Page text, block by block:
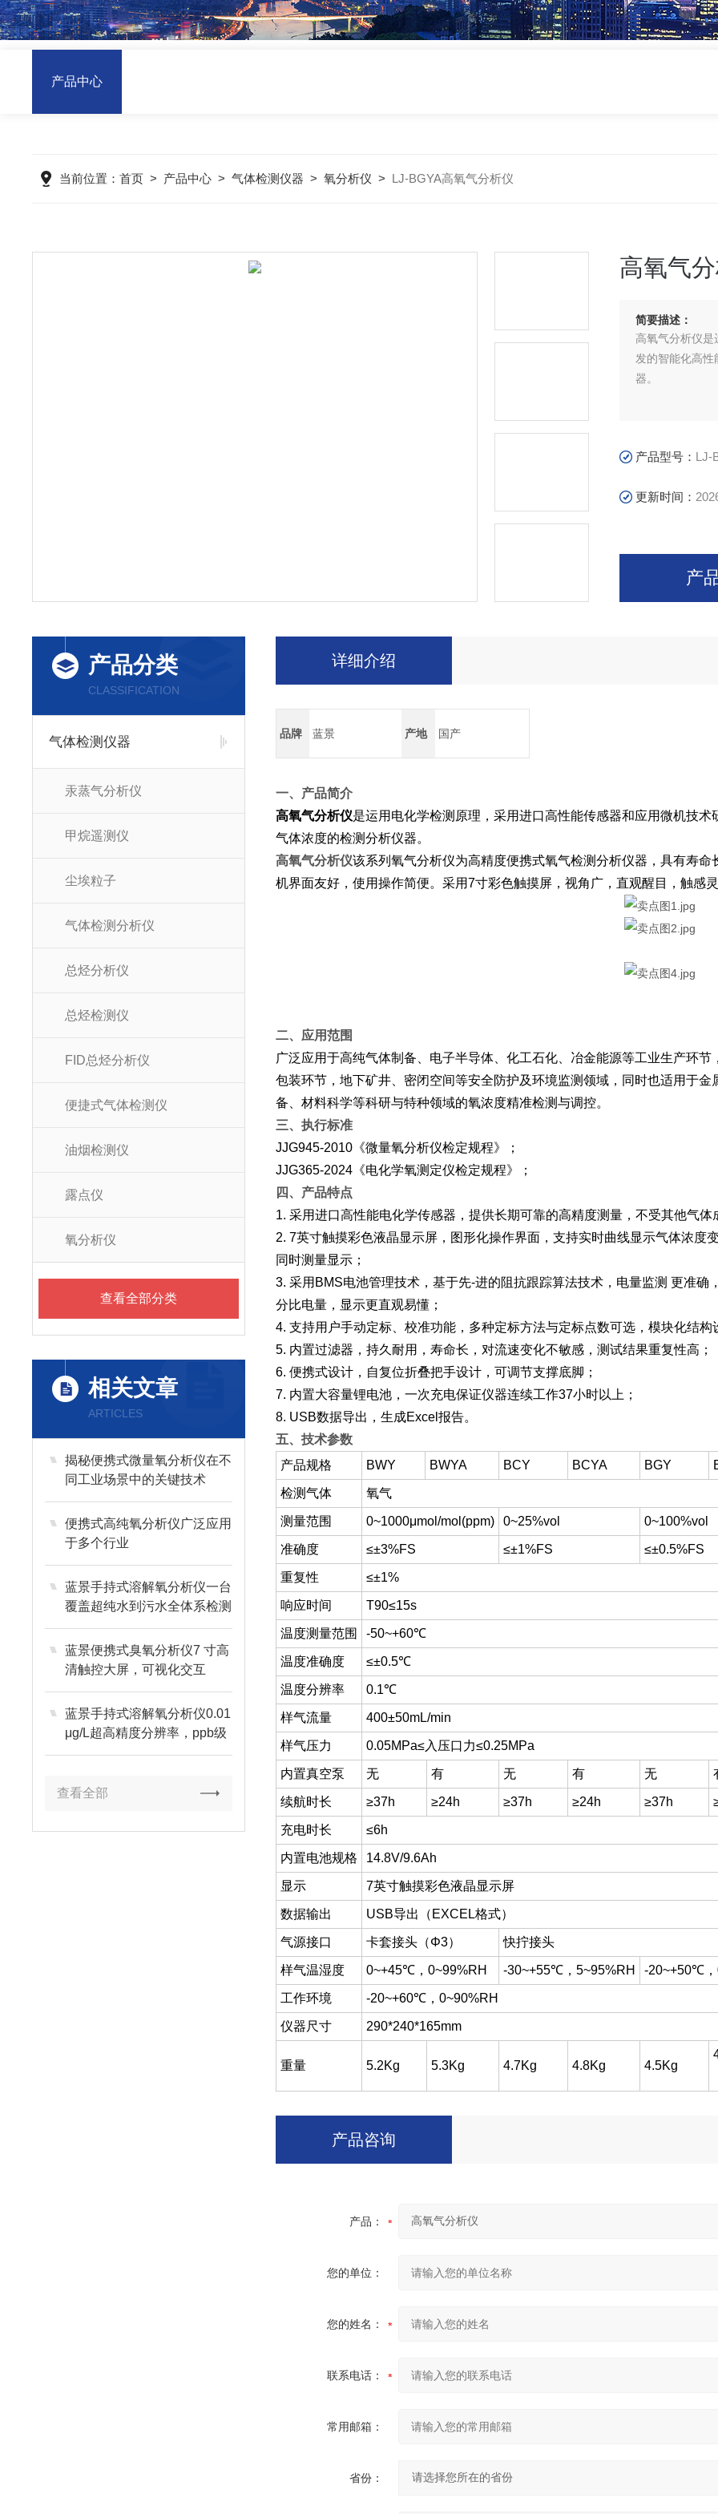
产品中心
当前位置：首页 > 产品中心 >气体检测仪器 >氧分析仪 > LJ-BGYA高氧气分析仪
高氧气
简要描述：
高氧气分析仪
发的智能化高
器。
产品型号： LJ-
更新时间：
产
产品分类
CLASSIFICATION
气体检测仪器
汞蒸气分析仪
甲烷遥测仪
尘埃粒子
气体检测分析仪
总烃分析仪
总烃检测仪
FID总烃分析仪
便捷式气体检测仪
油烟检测仪
露点仪
氧分析仪
查看全部分类
相关文章
ARTICLES
揭秘便携式微量氧分析仪在不
同工业场景中的关键技术
便携式高纯氧分析仪广泛应用
于多个行业
蓝景手持式溶解氧分析仪一台
覆盖超纯水到污水全体系检测
蓝景便携式臭氧分析仪7 寸高
清触控大屏，可视化交互
蓝景手持式溶解氧分析仪0.01
μg/L超高精度分辨率，ppb级
微量捕捉
查看全部
详细介绍
品牌 蓝景 产地 国产
一、产品简介
高氧气分析仪是运用电化学检测原理，采用进口高性能传感器和应用微机技
气体浓度的检测分析仪器。
高氧气分析仪该系列氧气分析仪为高精度便携式氧气检测分析仪器，具有寿
机界面友好，使用操作简便。采用7寸彩色触摸屏，视角广，直观醒目，触感
二、应用范围
广泛应用于高纯气体制备、电子半导体、化工石化、冶金能源等工业生产环
包装环节，地下矿井、密闭空间等安全防护及环境监测领域，同时也适用于
备、材料科学等科研与特种领域的氧浓度精准检测与调控。
三、执行标准
JJG945-2010《微量氧分析仪检定规程》；
JJG365-2024《电化学氧测定仪检定规程》；
四、产品特点
1. 采用进口高性能电化学传感器，提供长期可靠的高精度测量，不受其他气体
2. 7英寸触摸彩色液晶显示屏，图形化操作界面，支持实时曲线显示气体浓度
同时测量显示；
3. 采用BMS电池管理技术，基于先-进的阻抗跟踪算法技术，电量监测 更准
分比电量，显示更直观易懂；
4. 支持用户手动定标、校准功能，多种定标方法与定标点数可选，模块化结构
5. 内置过滤器，持久耐用，寿命长，对流速变化不敏感，测试结果重复性高；
6. 便携式设计，自复位折叠把手设计，可调节支撑底脚；
7. 内置大容量锂电池，一次充电保证仪器连续工作37小时以上；
8. USB数据导出，生成Excel报告。
五、技术参数
产品规格
BWY BWYA BCY BCYA BGY
检测气体 氧气
测量范围 0~1000μmol/mol(ppm) 0~25%vol 0~100%vol
准确度 ≤±3%FS ≤±1%FS ≤±0.5%FS
重复性 ≤±1%
响应时间 T90≤15s
温度测量范围 -50~+60℃
温度准确度 ≤±0.5℃
温度分辨率 0.1℃
样气流量 400±50mL/min
样气压力 0.05MPa≤入压口力≤0.25MPa
内置真空泵 无 有 无 有 无
续航时长 ≥37h ≥24h ≥37h ≥24h ≥37h
充电时长 ≤6h
内置电池规格 14.8V/9.6Ah
显示 7英寸触摸彩色液晶显示屏
数据输出 USB导出（EXCEL格式）
气源接口 卡套接头（Φ3） 快拧接头
样气温湿度 0~+45℃，0~99%RH -30~+55℃，5~95%RH -20~+50℃，
工作环境 -20~+60℃，0~90%RH
仪器尺寸 290*240*165mm
重量 5.2Kg 5.3Kg 4.7Kg 4.8Kg 4.5Kg
产品咨询
产品：
您的单位：
您的姓名：
联系电话：
常用邮箱：
省份：